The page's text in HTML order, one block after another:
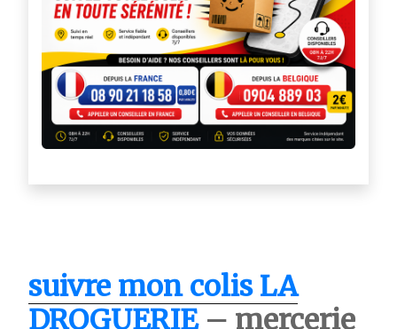
suivre mon colis LA
DROGUERIE– mercerie